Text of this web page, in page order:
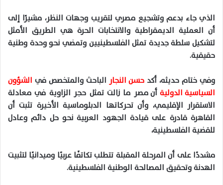
الذي جاء بدعم وتشجيع مصري لتقريب وجهات النظر، مشيرًا إلى
أن العملية الديمقراطية والانتخابات الحرة هي الطريق الأمثل
لتشكيل سلطة جديدة تمثل الفلسطينيين وتمضي نحو وحدة وطنية
حقيقية.
وفي ختام حديثه، أكد حسن النجار الباحث والمتخصص في الشؤون
السياسية الدولية أن مصر ما زالت تمثل حجر الزاوية في معادلة
الاستقرار الإقليمي، وأن تحركاتها الدبلوماسية الأخيرة تثبت أن
القاهرة قادرة على قيادة الجهود العربية نحو حل دائم وعادل
للقضية الفلسطينية،
مشددًا على أن المرحلة المقبلة تتطلب تكاتفًا عربيًا وميدانيًا لتثبيت
الهدنة وتحقيق المصالحة الوطنية الفلسطينية.